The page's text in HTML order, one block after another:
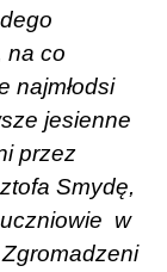
na co
najmłodsi
jesienne
przez
Smydę,
w